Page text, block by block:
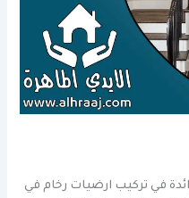
في تركيب ارضيات رخام في